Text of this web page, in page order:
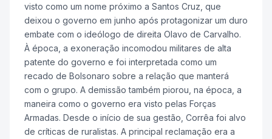
visto como um nome próximo a Santos Cruz, que
deixou o governo em junho após protagonizar um duro
embate com o ideólogo de direita Olavo de Carvalho.
À época, a exoneração incomodou militares de alta
patente do governo e foi interpretada como um
recado de Bolsonaro sobre a relação que manterá
com o grupo. A demissão também piorou, na época, a
maneira como o governo era visto pelas Forças
Armadas. Desde o início de sua gestão, Corrêa foi alvo
de críticas de ruralistas. A principal reclamação era a